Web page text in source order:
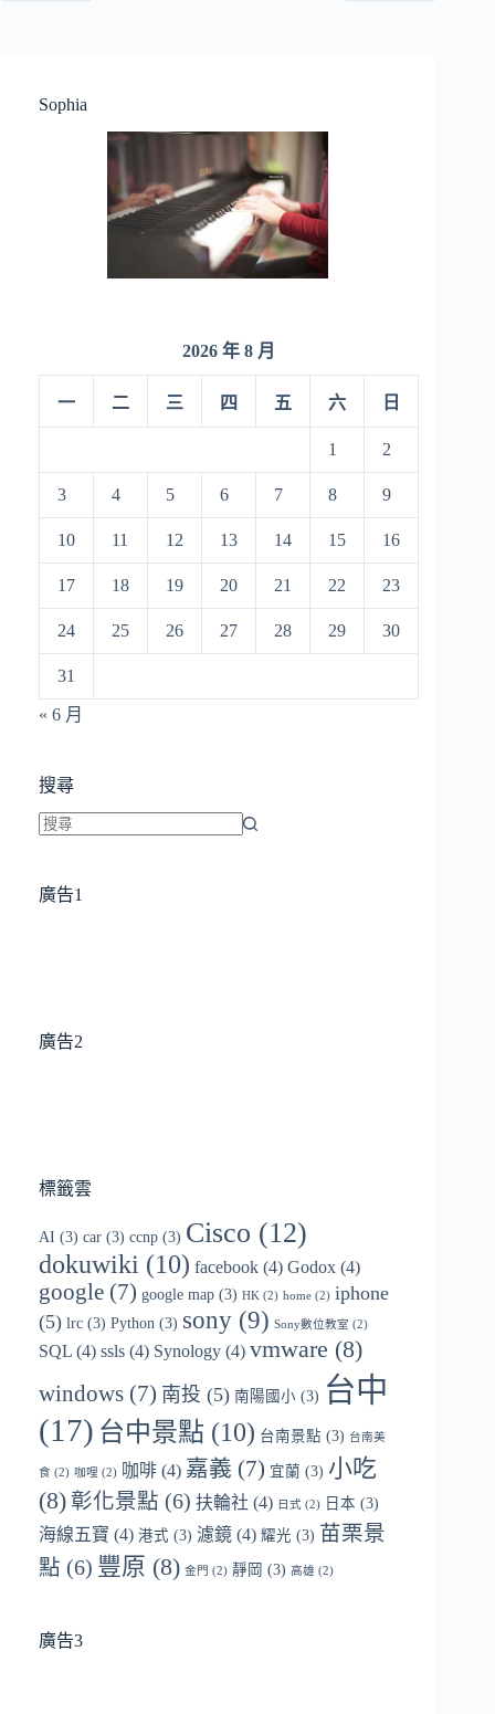
Sophia
2026 年 8 月
一 二 三 四 五 六 日
1 2
3 4 5 6 7 8 9
10 11 12 13 14 15 16
17 18 19 20 21 22 23
24 25 26 27 28 29 30
31
« 6 月
搜尋
到
的
廣告1
廣告2
標籤雲
AI (3) car (3) ccnp (3) Cisco (12)
dokuwiki (10) facebook (4) Godox (4)
google (7) google map (3) HK (2) home (2) iphone
(5) lrc (3) Python (3) sony (9) Sony數位教室 (2)
SQL (4) ssls (4) Synology (4) vmware (8)
windows (7) 南投 (5) 南陽國小 (3) 台中
(17) 台中景點 (10) 台南景點 (3) 台南美
食 (2) 咖哩 (2) 咖啡 (4) 嘉義 (7) 宜蘭 (3) 小吃
(8)彰化景點 (6) 扶輪社 (4) 日式 (2) 日本 (3)
海線五寶 (4) 港式 (3) 濾鏡 (4) 耀光 (3) 苗栗景
點 (6) 豐原 (8) 金門 (2) 靜岡 (3) 高雄 (2)
廣告3